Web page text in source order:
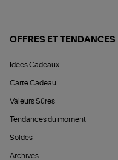
OFFRES ET TENDANCES
Idées Cadeaux
Carte Cadeau
Valeurs Sûres
Tendances du moment
Soldes
Archives